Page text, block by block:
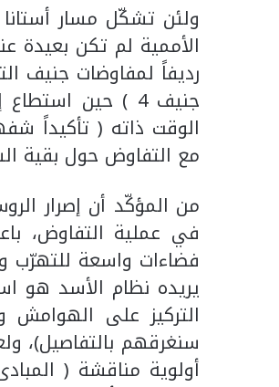
ولئن تشكّل مسار
الأممية لم تكن بعيدة
جنيف 4 ) حين
الوقت ذاته ( تأكيداً
مع التفاوض حول بقية
في عملية التفاوض،
فضاءات واسعة للتهرّب
يريده نظام الأسد هو
التركيز على الهوامش
سنغرقهم بالتفاصيل)،
أولوية مناقشة (